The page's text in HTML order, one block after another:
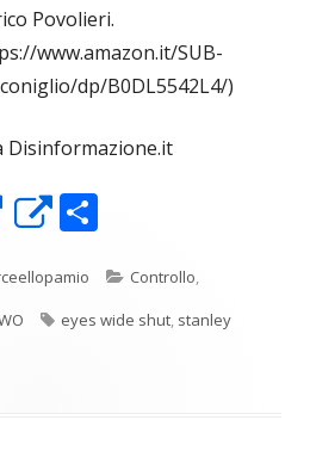
Povolieri.
www.amazon.it/SUB-
dp/B0DL5542L4/)
Disinformazione.it
Apre
una
nuova
Apre
una
nuova
n
di
Categorie
Controllo,
Tag
eyes wide shut, stanley